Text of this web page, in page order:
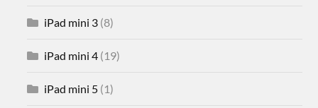
iPad mini 3 (8)
iPad mini 4 (19)
iPad mini 5 (1)